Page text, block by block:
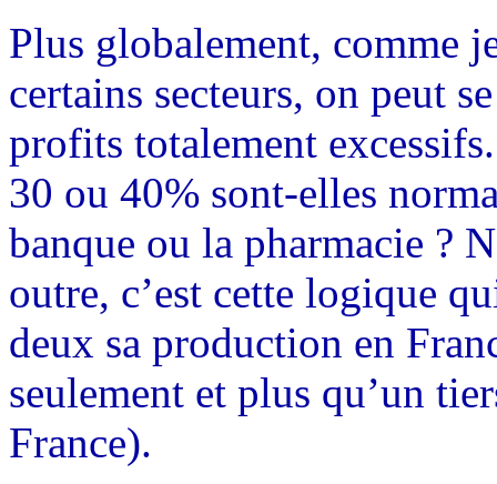
Plus globalement, comme
certains secteurs, on peut
profits totalement
30 ou 40% sont-elles
banque ou la pharmacie ?
outre, c’est cette logique
deux sa production en
seulement et plus qu’un
France).